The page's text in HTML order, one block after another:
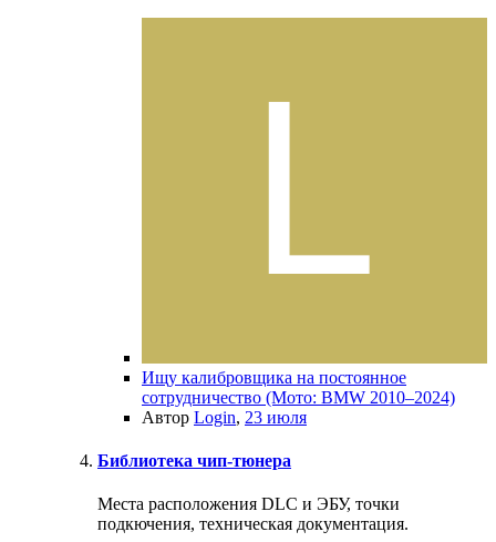
Ищу калибровщика на постоянное
сотрудничество (Мото: BMW 2010–2024)
Автор Login, 23 июля
Библиотека чип-тюнера
Места расположения DLC и ЭБУ, точки
подкючения, техническая документация.